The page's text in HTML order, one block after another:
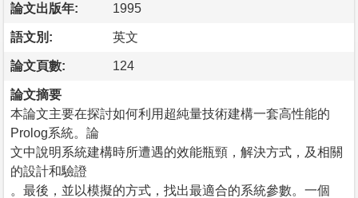
論文出版年: 1995
語文別: 英文
論文頁數: 124
論文摘要
本論文主要在探討如何利用超純量技術建構一套高性能的
Prolog系統。論
文中說明系統建構時所遭遇的效能瓶頸，解決方式，及相關
的設計和驗證
。最後，並以模擬的方式，找出最適合的系統參數。一個